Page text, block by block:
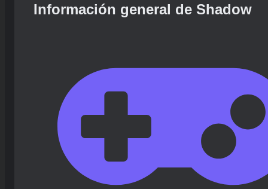
Información general de Shadow